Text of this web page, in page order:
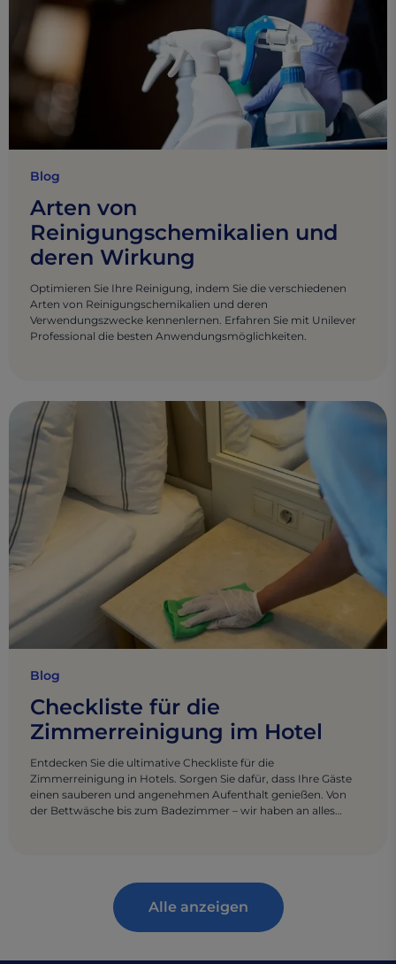
Blog
Arten von
Reinigungschemikalien und
deren Wirkung
Optimieren Sie Ihre Reinigung, indem Sie die verschiedenen
Arten von Reinigungschemikalien und deren
Verwendungszwecke kennenlernen. Erfahren Sie mit Unilever
Professional die besten Anwendungsmöglichkeiten.
Blog
Checkliste für die
Zimmerreinigung im Hotel
Entdecken Sie die ultimative Checkliste für die
Zimmerreinigung in Hotels. Sorgen Sie dafür, dass Ihre Gäste
einen sauberen und angenehmen Aufenthalt genießen. Von
der Bettwäsche bis zum Badezimmer – wir haben an alles
Alle anzeigen